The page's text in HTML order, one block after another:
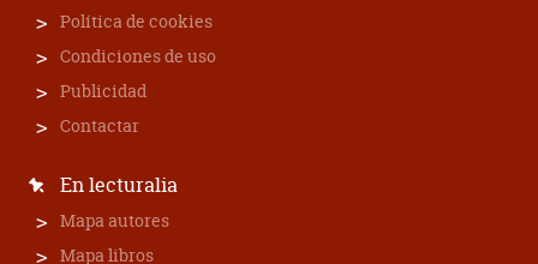
Política de cookies
Condiciones de uso
Publicidad
Contactar
En lecturalia
Mapa autores
Mapa libros